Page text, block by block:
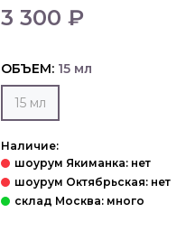
3 300 ₽
ОБЪЕМ: 15 мл
15 мл
Наличие: